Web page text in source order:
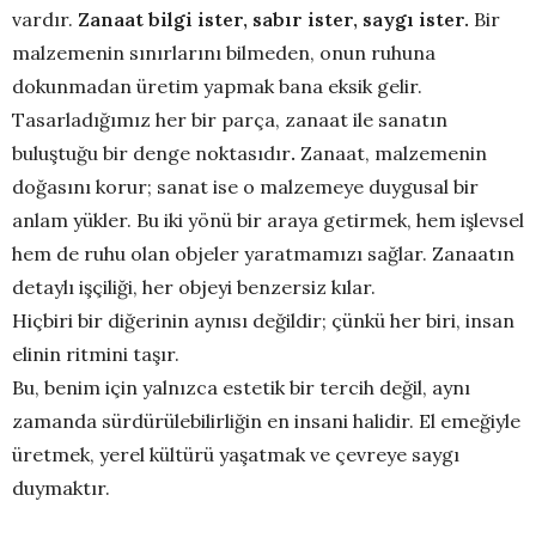
vardır. Zanaat bilgi ister, sabır ister, saygı ister. Bir
malzemenin sınırlarını bilmeden, onun ruhuna
dokunmadan üretim yapmak bana eksik gelir.
Tasarladığımız her bir parça, zanaat ile sanatın
buluştuğu bir denge noktasıdır. Zanaat, malzemenin
doğasını korur; sanat ise o malzemeye duygusal bir
anlam yükler. Bu iki yönü bir araya getirmek, hem işlevsel
hem de ruhu olan objeler yaratmamızı sağlar. Zanaatın
detaylı işçiliği, her objeyi benzersiz kılar.
Hiçbiri bir diğerinin aynısı değildir; çünkü her biri, insan
elinin ritmini taşır.
Bu, benim için yalnızca estetik bir tercih değil, aynı
zamanda sürdürülebilirliğin en insani halidir. El emeğiyle
üretmek, yerel kültürü yaşatmak ve çevreye saygı
duymaktır.